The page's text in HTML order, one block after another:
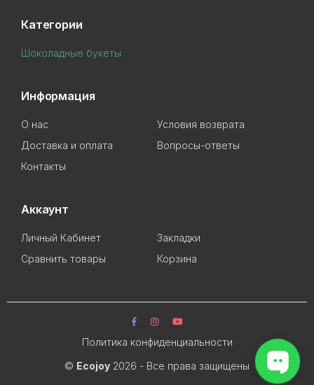
Категории
Шоколадные букеты
Информация
О нас
Условия возврата
Доставка и оплата
Вопросы-ответы
Контакты
Аккаунт
Личный Кабинет
Закладки
Сравнить товары
Корзина
© Ecojoy 2026 - Все права защищены
Политика конфиденциальности